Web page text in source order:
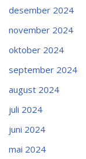
desember 2024
november 2024
oktober 2024
september 2024
august 2024
juli 2024
juni 2024
mai 2024